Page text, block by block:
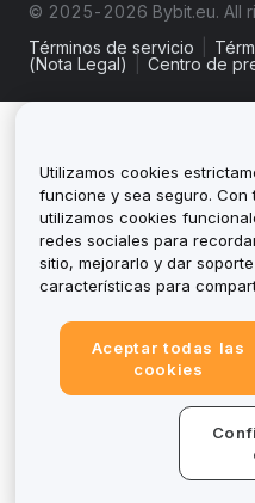
© 2025-2026 Bybit.eu. All
Términos de servicio
(Nota Legal)
Centro de
Utilizamos cookies
funcione y sea seguro. Con
utilizamos cookies
redes sociales para
sitio, mejorarlo y dar
características para
Aceptar todas las
cookies